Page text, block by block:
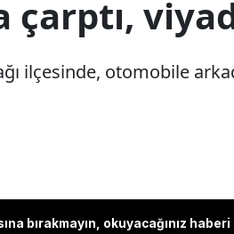
çarptı,
ilçesinde, otomobile
bırakmayın, okuyacağınız